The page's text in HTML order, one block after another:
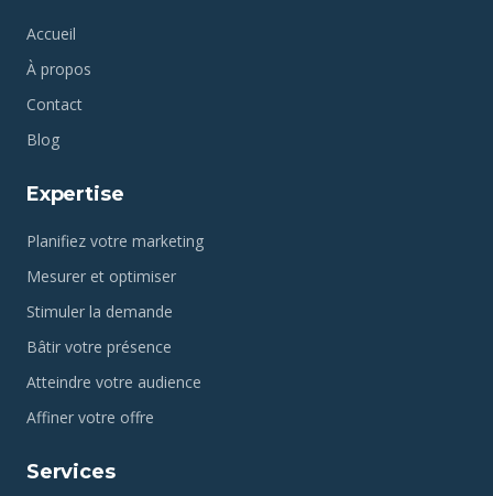
Accueil
À propos
Contact
Blog
Expertise
Planifiez votre marketing
Mesurer et optimiser
Stimuler la demande
Bâtir votre présence
Atteindre votre audience
Affiner votre offre
Services